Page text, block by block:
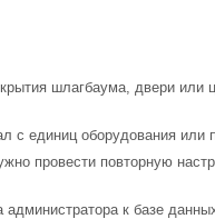
шлагбаума, двери
с единиц оборудования
провести повторную
к базе